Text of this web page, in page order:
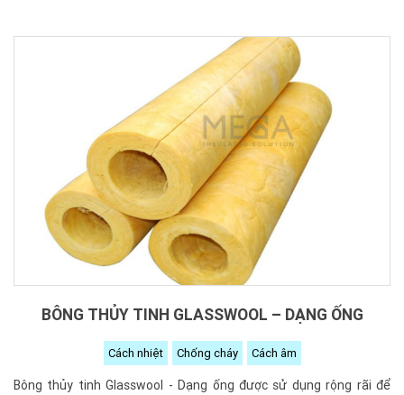
BÔNG THỦY TINH GLASSWOOL – DẠNG ỐNG
Cách nhiệt Chống cháy Cách âm
Bông thủy tinh Glasswool - Dạng ống được sử dụng rộng rãi để